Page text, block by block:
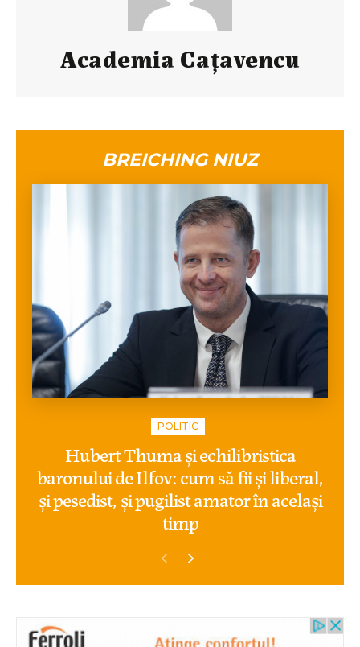
Academia Caţavencu
BREICHING NIUZ
POLITIC
Hubert Thuma și echilibristica
baronului de Ilfov: cum să fii și liberal,
și pesedist, și pugilist amator în același
timp